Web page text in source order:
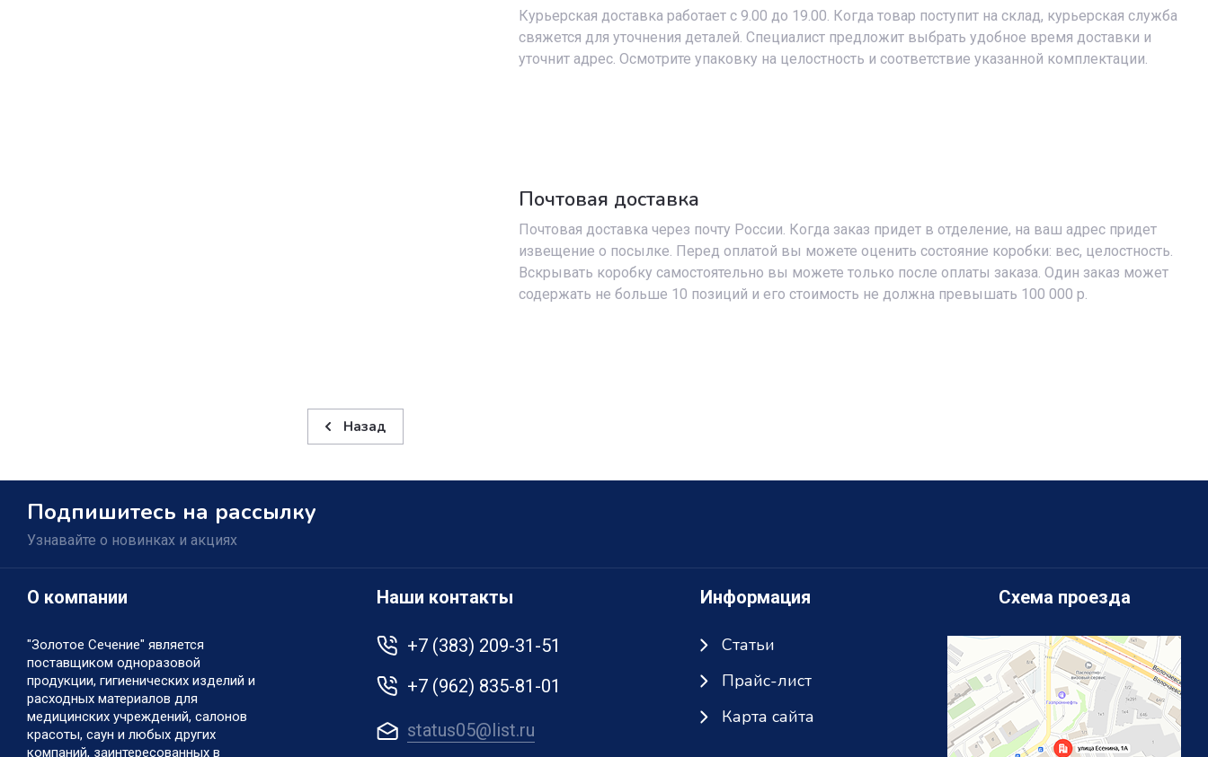
Курьерская доставка работает с 9.00 до 19.00. Когда товар поступит на склад, курьерская служба
свяжется для уточнения деталей. Специалист предложит выбрать удобное время доставки и
уточнит адрес. Осмотрите упаковку на целостность и соответствие указанной комплектации.
Почтовая доставка
Почтовая доставка через почту России. Когда заказ придет в отделение, на ваш адрес придет
извещение о посылке. Перед оплатой вы можете оценить состояние коробки: вес, целостность.
Вскрывать коробку самостоятельно вы можете только после оплаты заказа. Один заказ может
содержать не больше 10 позиций и его стоимость не должна превышать 100 000 р.
Назад
Подпишитесь на рассылку
Узнавайте о новинках и акциях
О компании
"Золотое Сечение" является
поставщиком одноразовой
продукции, гигиенических изделий и
расходных материалов для
медицинских учреждений, салонов
красоты, саун и любых других
компаний, заинтересованных в
Наши контакты
+7 (383) 209-31-51
+7 (962) 835-81-01
status05@list.ru
Информация
Статьи
Прайс-лист
Карта сайта
Схема проезда